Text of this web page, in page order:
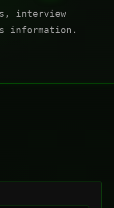
interview
information.